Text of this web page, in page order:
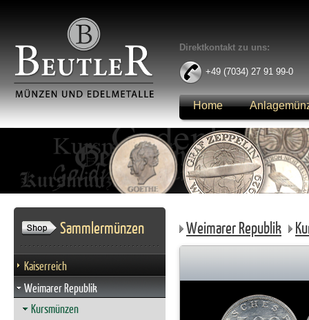
Direktkontakt zu uns:
+49 (7034) 27 91 99-0
Home
Anmelden
Sammlermünzen
Kaiserreich
Weimarer Republik
Kursmünzen
Weimarer Republik